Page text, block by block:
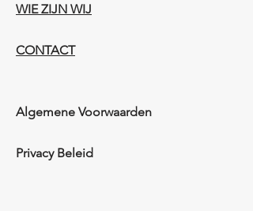
WIE ZIJN WIJ​​
CONTACT
Algemene Voorwaarden
Privacy Beleid